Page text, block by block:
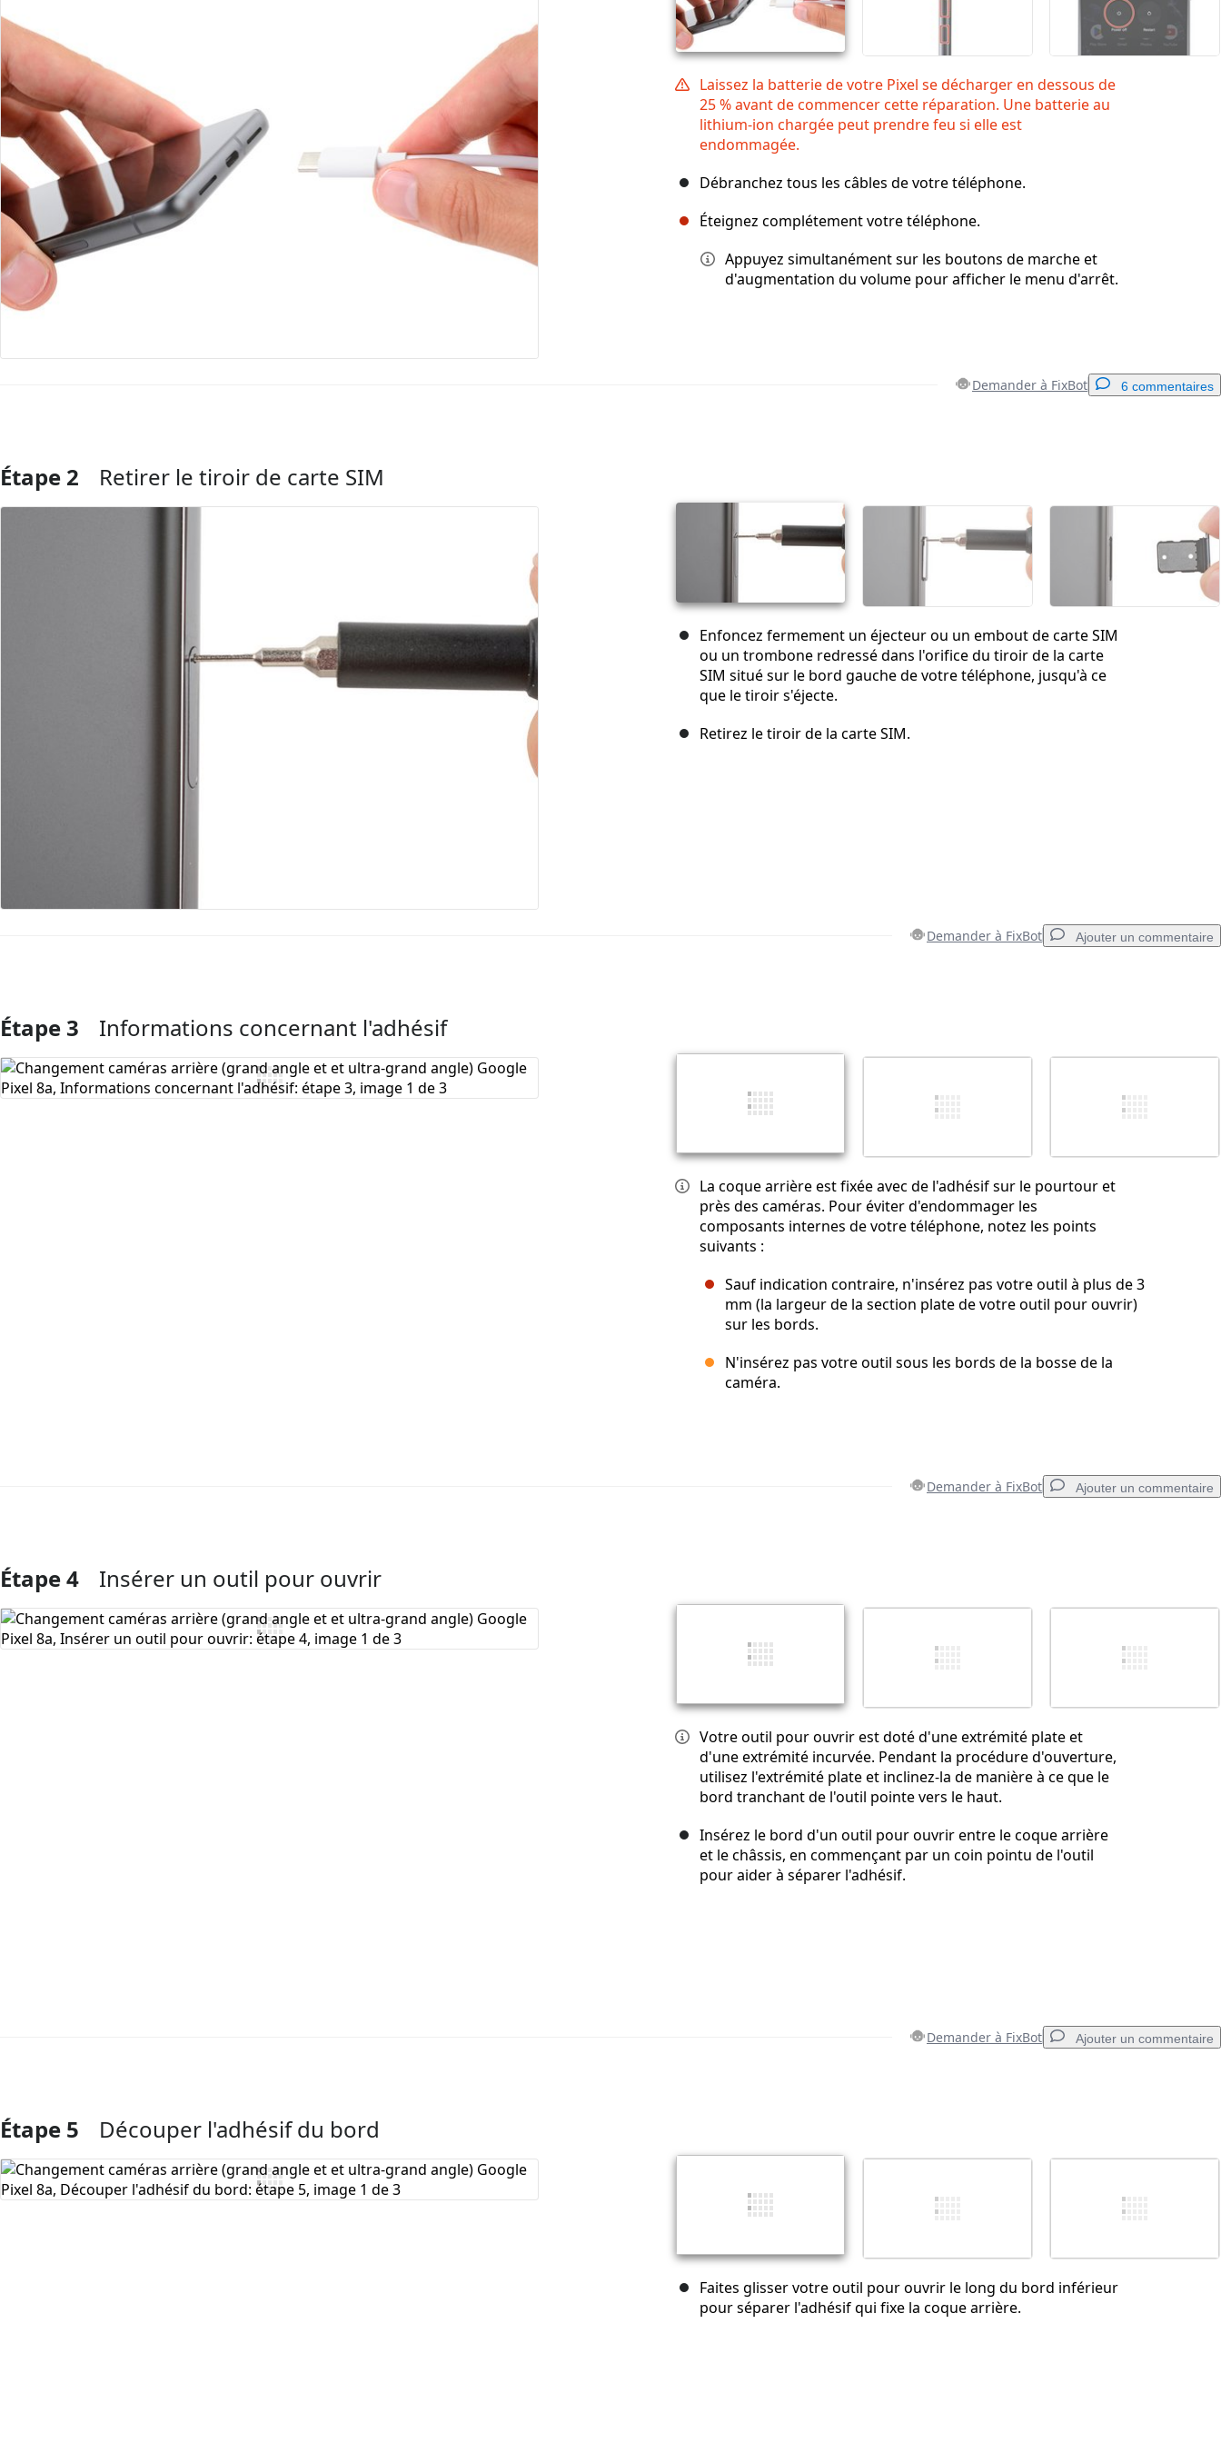
Laissez la batterie de votre Pixel se décharger en dessous de
25 % avant de commencer cette réparation. Une batterie au
lithium-ion chargée peut prendre feu si elle est
endommagée.
Débranchez tous les câbles de votre téléphone.
Éteignez complétement votre téléphone.
Appuyez simultanément sur les boutons de marche et
d'augmentation du volume pour afficher le menu d'arrêt.
Demander à FixBot 6 commentaires
Ajouter un commentaire
Publier un commentaire
Étape 2 Retirer le tiroir de carte SIM
Enfoncez fermement un éjecteur ou un embout de carte SIM
ou un trombone redressé dans l'orifice du tiroir de la carte
SIM situé sur le bord gauche de votre téléphone, jusqu'à ce
que le tiroir s'éjecte.
Retirez le tiroir de la carte SIM.
Demander à FixBot Ajouter un commentaire
Ajouter un commentaire
Publier un commentaire
Étape 3 Informations concernant l'adhésif
La coque arrière est fixée avec de l'adhésif sur le pourtour et
près des caméras. Pour éviter d'endommager les
composants internes de votre téléphone, notez les points
suivants :
Sauf indication contraire, n'insérez pas votre outil à plus de 3
mm (la largeur de la section plate de votre outil pour ouvrir)
sur les bords.
N'insérez pas votre outil sous les bords de la bosse de la
caméra.
Demander à FixBot Ajouter un commentaire
Ajouter un commentaire
Publier un commentaire
Étape 4 Insérer un outil pour ouvrir
Votre outil pour ouvrir est doté d'une extrémité plate et
d'une extrémité incurvée. Pendant la procédure d'ouverture,
utilisez l'extrémité plate et inclinez-la de manière à ce que le
bord tranchant de l'outil pointe vers le haut.
Insérez le bord d'un outil pour ouvrir entre le coque arrière
et le châssis, en commençant par un coin pointu de l'outil
pour aider à séparer l'adhésif.
Demander à FixBot Ajouter un commentaire
Ajouter un commentaire
Publier un commentaire
Étape 5 Découper l'adhésif du bord
Faites glisser votre outil pour ouvrir le long du bord inférieur
pour séparer l'adhésif qui fixe la coque arrière.